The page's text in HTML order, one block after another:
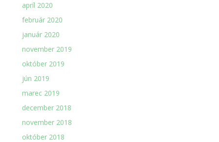
apríl 2020
február 2020
január 2020
november 2019
október 2019
jún 2019
marec 2019
december 2018
november 2018
október 2018